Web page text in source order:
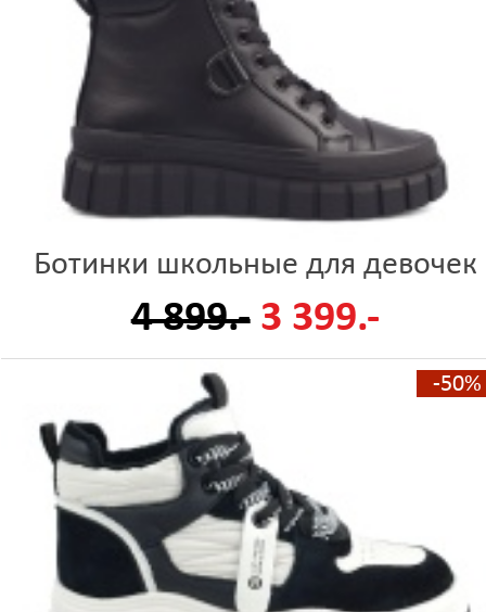
Ботинки школьные для девочек
4 899.- 3 399.-
-50%